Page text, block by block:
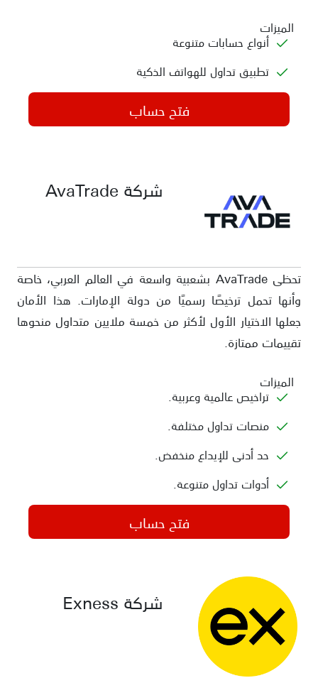
الميزات
أنواع حسابات متنوعة
تطبيق تداول للهواتف الذكية
فتح حساب
شركة AvaTrade
تحظى AvaTrade بشعبية واسعة في العالم العربي، خاصة
وأنها تحمل ترخيصًا رسميًا من دولة الإمارات. هذا الأمان
جعلها الاختيار الأول لأكثر من خمسة ملايين متداول منحوها
تقييمات ممتازة.
الميزات
تراخيص عالمية وعربية.
منصات تداول مختلفة.
حد أدنى للإيداع منخفض.
أدوات تداول متنوعة.
فتح حساب
شركة Exness